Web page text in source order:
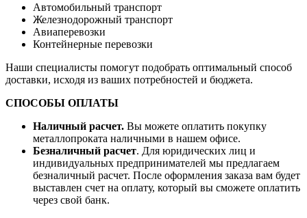
Автомобильный транспорт
Железнодорожный транспорт
Авиаперевозки
Контейнерные перевозки
Наши специалисты помогут подобрать оптимальный способ
доставки, исходя из ваших потребностей и бюджета.
СПОСОБЫ ОПЛАТЫ
Наличный расчет. Вы можете оплатить покупку
металлопроката наличными в нашем офисе.
Безналичный расчет. Для юридических лиц и
индивидуальных предпринимателей мы предлагаем
безналичный расчет. После оформления заказа вам будет
выставлен счет на оплату, который вы сможете оплатить
через свой банк.